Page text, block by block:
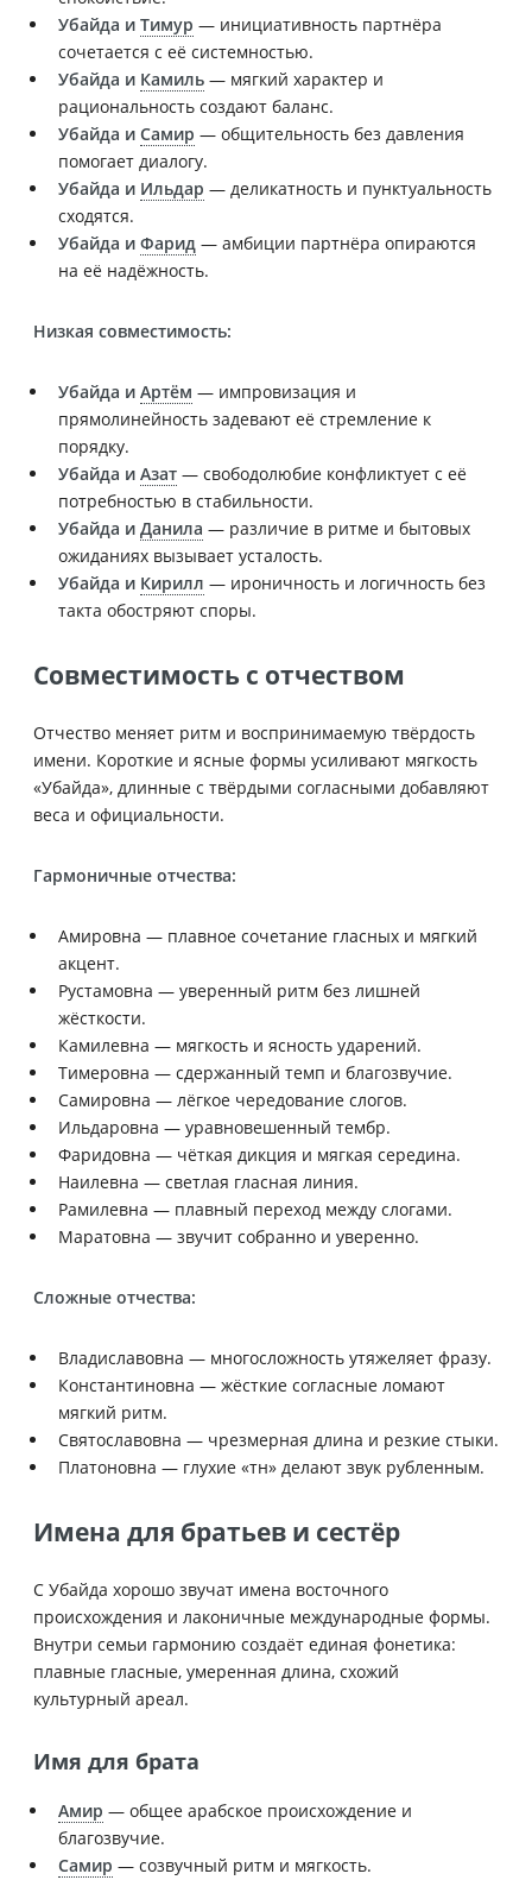
Убайда и Тимур — инициативность партнёра
сочетается с её системностью.
Убайда и Камиль — мягкий характер и
рациональность создают баланс.
Убайда и Самир — общительность без давления
помогает диалогу.
Убайда и Ильдар — деликатность и пунктуальность
сходятся.
Убайда и Фарид — амбиции партнёра опираются
на её надёжность.
Низкая совместимость:
Убайда и Артём — импровизация и
прямолинейность задевают её стремление к
порядку.
Убайда и Азат — свободолюбие конфликтует с её
потребностью в стабильности.
Убайда и Данила — различие в ритме и бытовых
ожиданиях вызывает усталость.
Убайда и Кирилл — ироничность и логичность без
такта обостряют споры.
Совместимость с отчеством
Отчество меняет ритм и воспринимаемую твёрдость
имени. Короткие и ясные формы усиливают мягкость
«Убайда», длинные с твёрдыми согласными добавляют
веса и официальности.
Гармоничные отчества:
Амировна — плавное сочетание гласных и мягкий
акцент.
Рустамовна — уверенный ритм без лишней
жёсткости.
Камилевна — мягкость и ясность ударений.
Тимеровна — сдержанный темп и благозвучие.
Самировна — лёгкое чередование слогов.
Ильдаровна — уравновешенный тембр.
Фаридовна — чёткая дикция и мягкая середина.
Наилевна — светлая гласная линия.
Рамилевна — плавный переход между слогами.
Маратовна — звучит собранно и уверенно.
Сложные отчества:
Владиславовна — многосложность утяжеляет фразу.
Константиновна — жёсткие согласные ломают
мягкий ритм.
Святославовна — чрезмерная длина и резкие стыки.
Платоновна — глухие «тн» делают звук рубленным.
Имена для братьев и сестёр
С Убайда хорошо звучат имена восточного
происхождения и лаконичные международные формы.
Внутри семьи гармонию создаёт единая фонетика:
плавные гласные, умеренная длина, схожий
культурный ареал.
Имя для брата
Амир — общее арабское происхождение и
благозвучие.
Самир — созвучный ритм и мягкость.